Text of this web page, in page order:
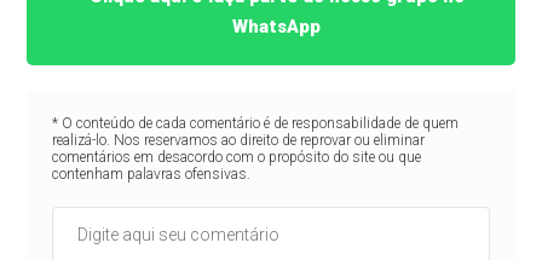
WhatsApp
* O conteúdo de cada comentário é de responsabilidade de quem
realizá-lo. Nos reservamos ao direito de reprovar ou eliminar
comentários em desacordo com o propósito do site ou que
contenham palavras ofensivas.